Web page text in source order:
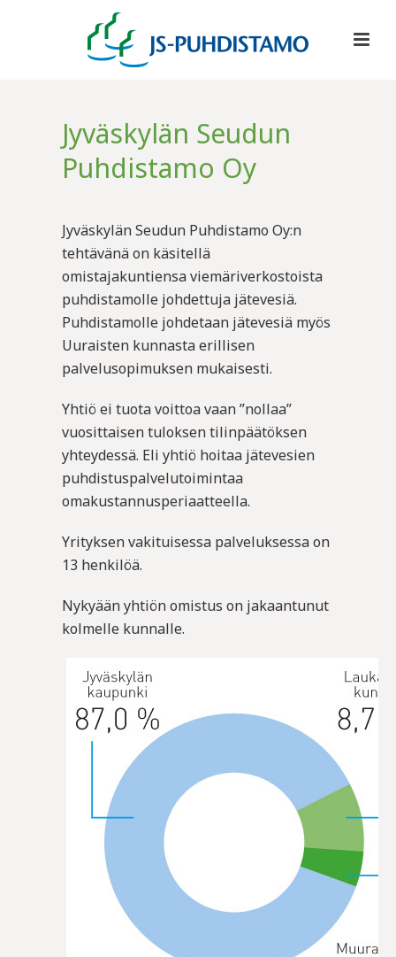
Jyväskylän Seudun
Puhdistamo Oy
Jyväskylän Seudun Puhdistamo Oy:n
tehtävänä on käsitellä
omistajakuntiensa viemäriverkostoista
puhdistamolle johdettuja jätevesiä.
Puhdistamolle johdetaan jätevesiä myös
Uuraisten kunnasta erillisen
palvelusopimuksen mukaisesti.
Yhtiö ei tuota voittoa vaan ”nollaa”
vuosittaisen tuloksen tilinpäätöksen
yhteydessä. Eli yhtiö hoitaa jätevesien
puhdistuspalvelutoimintaa
omakustannusperiaatteella.
Yrityksen vakituisessa palveluksessa on
13 henkilöä.
Nykyään yhtiön omistus on jakaantunut
kolmelle kunnalle.